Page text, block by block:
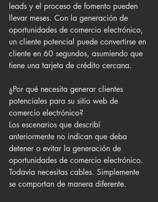
leads y el proceso de fomento pueden
llevar meses. Con la generación de
oportunidades de comercio electrónico,
un cliente potencial puede convertirse en
cliente en 60 segundos, asumiendo que
tiene una tarjeta de crédito cercana.
¿Por qué necesita generar clientes
potenciales para su sitio web de
comercio electrónico?
Los escenarios que describí
anteriormente no indican que deba
detener o evitar la generación de
oportunidades de comercio electrónico.
Todavía necesitas cables. Simplemente
se comportan de manera diferente.